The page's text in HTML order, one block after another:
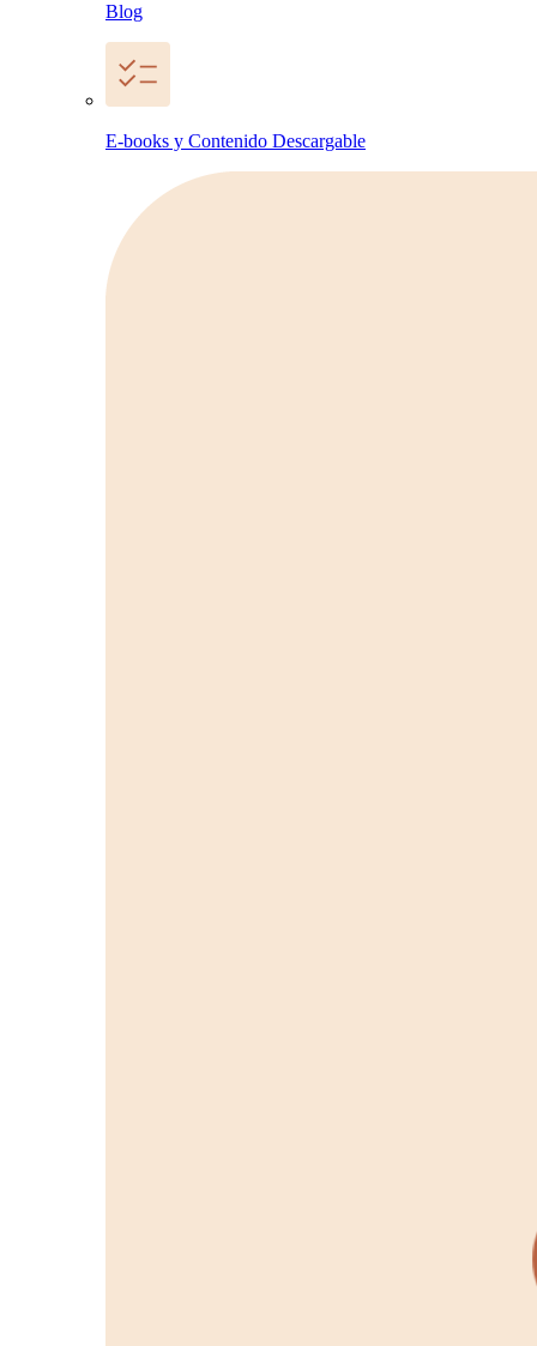
Blog
E-books y Contenido Descargable